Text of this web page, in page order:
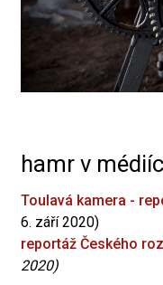
hamr v
Toulavá kamera -
6. září 2020)
reportáž Českého
2020)